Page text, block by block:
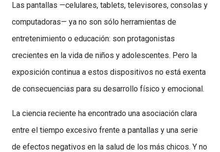
Las pantallas —celulares, tablets, televisores, consolas y
computadoras— ya no son sólo herramientas de
entretenimiento o educación: son protagonistas
crecientes en la vida de niños y adolescentes. Pero la
exposición continua a estos dispositivos no está exenta
de consecuencias para su desarrollo físico y emocional.
La ciencia reciente ha encontrado una asociación clara
entre el tiempo excesivo frente a pantallas y una serie
de efectos negativos en la salud de los más chicos. Y no